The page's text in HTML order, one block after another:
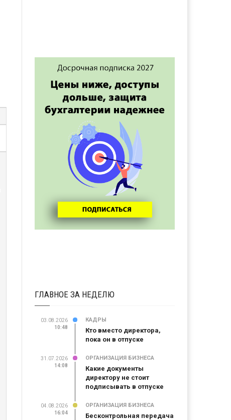
ГЛАВНОЕ ЗА НЕДЕЛЮ
03.08.2026
10:48
КАДРЫ
Кто вместо директора,
пока он в отпуске
31.07.2026
14:08
ОРГАНИЗАЦИЯ БИЗНЕСА
Какие документы
директору не стоит
подписывать в отпуске
04.08.2026
16:04
ОРГАНИЗАЦИЯ БИЗНЕСА
Бесконтрольная передача